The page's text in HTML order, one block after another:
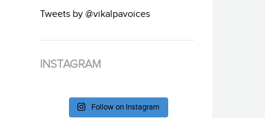
Tweets by @vikalpavoices
INSTAGRAM
Follow on Instagram